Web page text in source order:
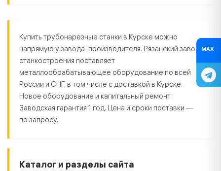
Трубонарезные станки в Курске
Купить трубонарезные станки в Курске можно
напрямую у завода-производителя. Рязанский завод
станкостроения поставляет
металлообрабатывающее оборудование по всей
России и СНГ, в том числе с доставкой в Курске.
Новое оборудование и капитальный ремонт.
Заводская гарантия 1 год. Цена и сроки поставки —
по запросу.
Каталог и разделы сайта
MAX